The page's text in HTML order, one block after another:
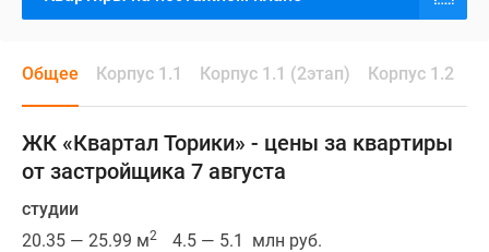
как
ЖК,
состоит
нескольких
многоквартирных
монолитно-
кирпичных
Общее Корпус 1.1 Корпус 1.1 (2этап) Корпус 1.2
ЖК «Квартал Торики» - цены за квартиры
от застройщика 7 августа
студии
20.35 — 25.99 м2
4.5 — 5.1 млн руб.